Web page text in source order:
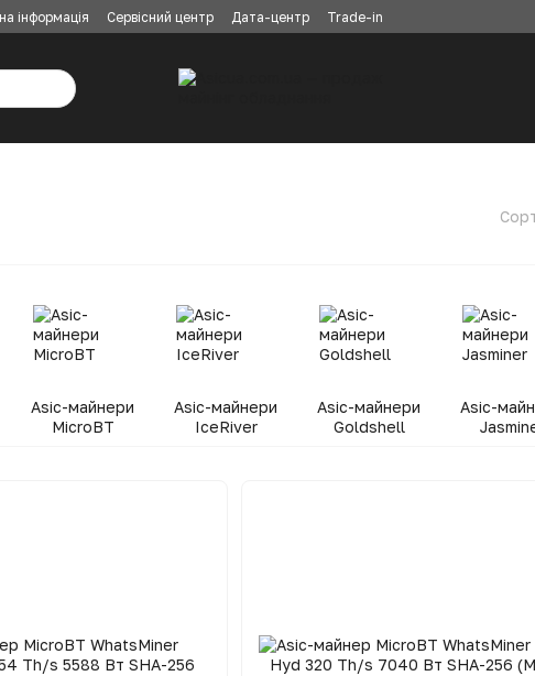
інформація Сервісний центр Дата-центр Trade-in
Asic-майнери
MicroBT
Asic-майнери
IceRiver
Asic-майнери
Goldshell
Asic-